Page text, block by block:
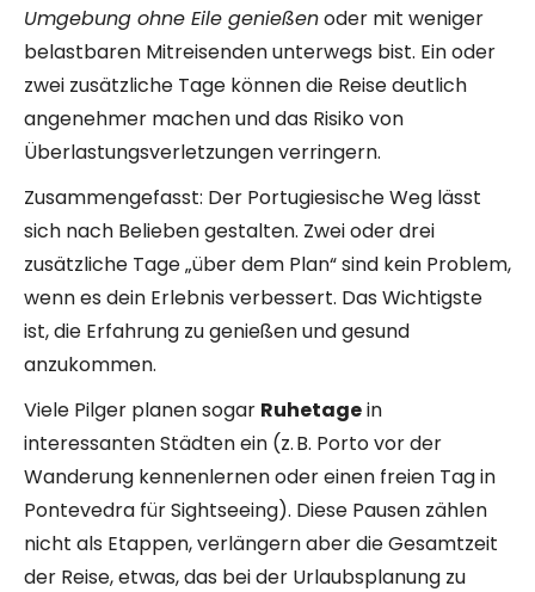
Umgebung ohne Eile genießenoder mit weniger
belastbaren Mitreisenden unterwegs bist. Ein oder
zwei zusätzliche Tage können die Reise deutlich
angenehmer machen und das Risiko von
Überlastungsverletzungen verringern.
Zusammengefasst: Der Portugiesische Weg lässt
sich nach Belieben gestalten. Zwei oder drei
zusätzliche Tage „über dem Plan“ sind kein Problem,
wenn es dein Erlebnis verbessert. Das Wichtigste
ist, die Erfahrung zu genießen und gesund
anzukommen.
Viele Pilger planen sogar Ruhetagein
interessanten Städten ein (z. B. Porto vor der
Wanderung kennenlernen oder einen freien Tag in
Pontevedra für Sightseeing). Diese Pausen zählen
nicht als Etappen, verlängern aber die Gesamtzeit
der Reise, etwas, das bei der Urlaubsplanung zu